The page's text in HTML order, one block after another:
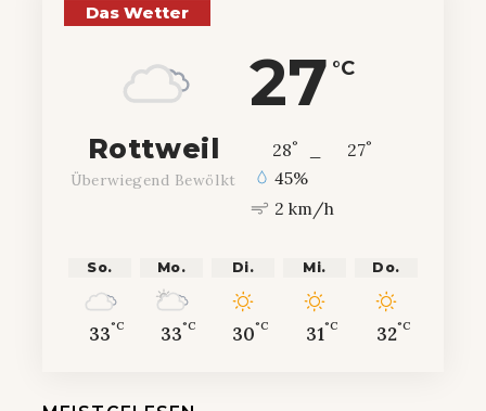
Das Wetter
27 °C
Rottweil
Überwiegend Bewölkt
28° 27°
45%
2 km/h
So.
33°C
Mo.
33°C
Di.
30°C
Mi.
31°C
Do.
32°C